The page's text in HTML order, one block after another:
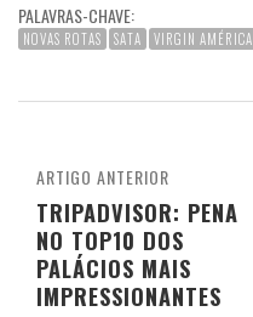
PALAVRAS-CHAVE:
NOVAS ROTAS SATA VIRGIN AMÉRICA
ARTIGO ANTERIOR
TRIPADVISOR: PENA
NO TOP10 DOS
PALÁCIOS MAIS
IMPRESSIONANTES